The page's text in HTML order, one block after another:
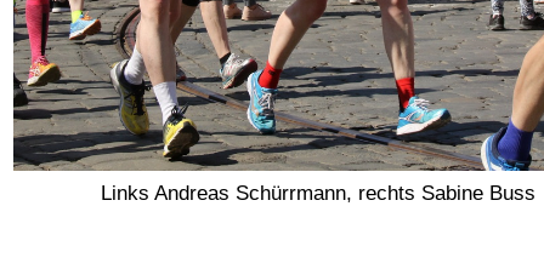
Links Andreas Schürrmann, rechts Sabine Buss